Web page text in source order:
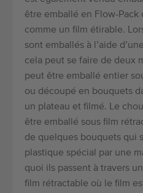
être emballé en Flow-Pack
comme un film étirable.
sont emballés à l’aide
cela peut se faire de deux
peut être emballé entier
ou découpé en bouquets
un plateau et filmé. Le
être emballé sous film
de quelques bouquets qui
plastique spécial par une
quoi ils passent à travers
film rétractable où le film